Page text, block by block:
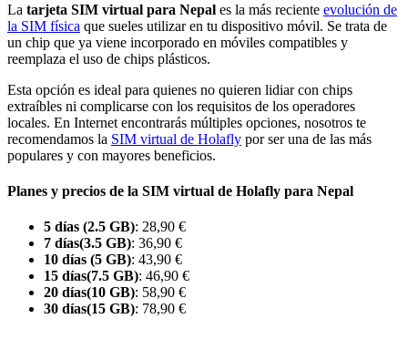
La tarjeta SIM virtual para Nepal es la más reciente evolución de
la SIM física que sueles utilizar en tu dispositivo móvil. Se trata de
un chip que ya viene incorporado en móviles compatibles y
reemplaza el uso de chips plásticos.
Esta opción es ideal para quienes no quieren lidiar con chips
extraíbles ni complicarse con los requisitos de los operadores
locales. En Internet encontrarás múltiples opciones, nosotros te
recomendamos la SIM virtual de Holafly por ser una de las más
populares y con mayores beneficios.
Planes y precios de la SIM virtual de Holafly para Nepal
5 días (2.5 GB): 28,90 €
7 días(3.5 GB): 36,90 €
10 días (5 GB): 43,90 €
15 días(7.5 GB): 46,90 €
20 días(10 GB): 58,90 €
30 días(15 GB): 78,90 €